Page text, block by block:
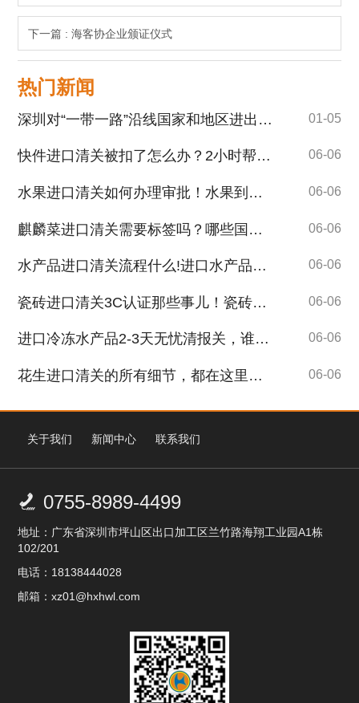
下一篇 : 海客协企业颁证仪式
热门新闻
深圳对“一带一路”沿线国家和地区进出口保持良好发展态势 01-05
快件进口清关被扣了怎么办？2小时帮您快速解清关！ 06-06
水果进口清关如何办理审批！水果到港前需要提供哪些清关单证！ 06-06
麒麟菜进口清关需要标签吗？哪些国家的麒麟菜可以进口！ 06-06
水产品进口清关流程什么!进口水产品需要办理审批吗? 06-06
瓷砖进口清关3C认证那些事儿！瓷砖进口报关经验丰富、专业团队！ 06-06
进口冷冻水产品2-3天无忧清报关，谁人不心动？ 06-06
花生进口清关的所有细节，都在这里了，拿走不谢！ 06-06
关于我们 新闻中心 联系我们
 0755-8989-4499
地址：广东省深圳市坪山区出口加工区兰竹路海翔工业园A1栋
102/201
电话：18138444028
邮箱：xz01@hxhwl.com